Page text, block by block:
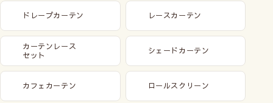
ドレープカーテン レースカーテン
カーテンレース
セット
シェードカーテン
カフェカーテン ロールスクリーン